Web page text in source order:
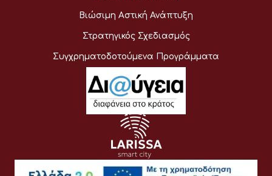
Βιώσιμη Αστική Ανάπτυξη
Στρατηγικός Σχεδιασμός
Συγχρηματοδοτούμενα Προγράμματα